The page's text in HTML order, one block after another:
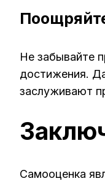
Не забывайте
достижения.
заслуживают
Самооценка